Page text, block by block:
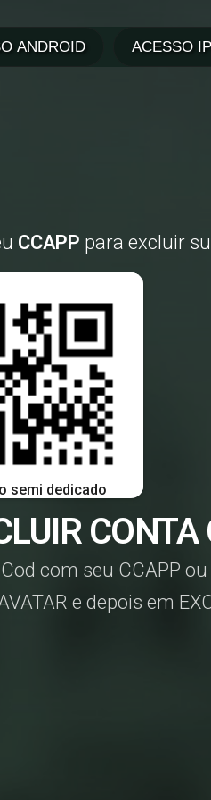
CCAPP para excluir
semi dedicado
com seu CCAPP
e depois em